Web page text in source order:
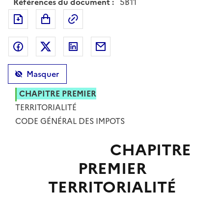
Exporter le document au format pdf
Partager sur Facebook
Partager sur Twitter
Partager sur LinkedIn
Masquer
CHAPITRE PREMIER
TERRITORIALITÉ
TEXTES
CODE GÉNÉRAL DES IMPOTS
CHAPITRE
PREMIER
TERRITORIALITÉ